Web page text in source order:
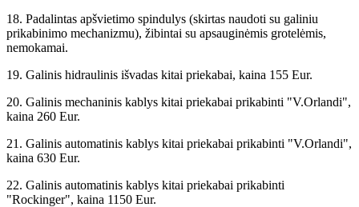
18. Padalintas apšvietimo spindulys (skirtas naudoti su galiniu
prikabinimo mechanizmu), žibintai su apsauginėmis grotelėmis,
nemokamai.
19. Galinis hidraulinis išvadas kitai priekabai, kaina 155 Eur.
20. Galinis mechaninis kablys kitai priekabai prikabinti "V.Orlandi",
kaina 260 Eur.
21. Galinis automatinis kablys kitai priekabai prikabinti "V.Orlandi",
kaina 630 Eur.
22. Galinis automatinis kablys kitai priekabai prikabinti
"Rockinger", kaina 1150 Eur.